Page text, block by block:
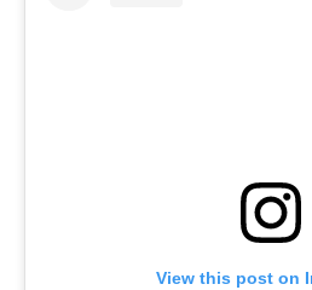
View this post on